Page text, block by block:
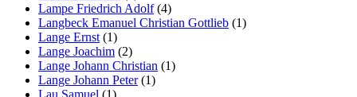
Lampe Friedrich Adolf(4)
Langbeck Emanuel Christian Gottlieb (1)
Lange Ernst (1)
Lange Joachim (2)
Lange Johann Christian (1)
Lange Johann Peter(1)